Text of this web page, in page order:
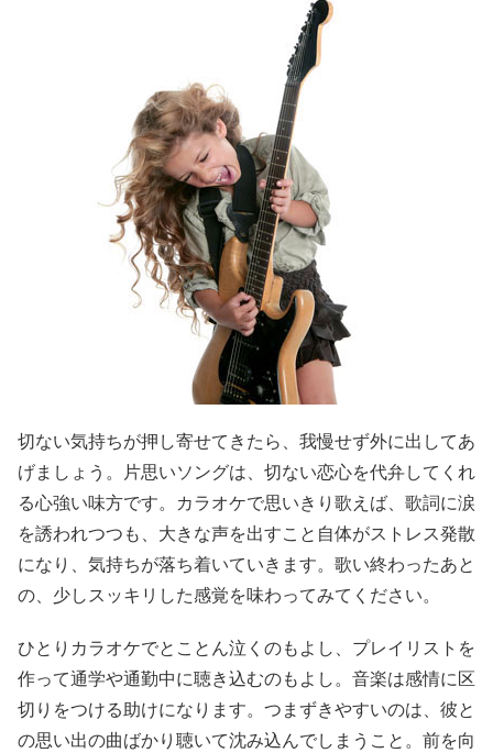
切ない気持ちが押し寄せてきたら、我慢せず外に出してあ
げましょう。片思いソングは、切ない恋心を代弁してくれ
る心強い味方です。カラオケで思いきり歌えば、歌詞に涙
を誘われつつも、大きな声を出すこと自体がストレス発散
になり、気持ちが落ち着いていきます。歌い終わったあと
の、少しスッキリした感覚を味わってみてください。
ひとりカラオケでとことん泣くのもよし、プレイリストを
作って通学や通勤中に聴き込むのもよし。音楽は感情に区
切りをつける助けになります。つまずきやすいのは、彼と
の思い出の曲ばかり聴いて沈み込んでしまうこと。前を向